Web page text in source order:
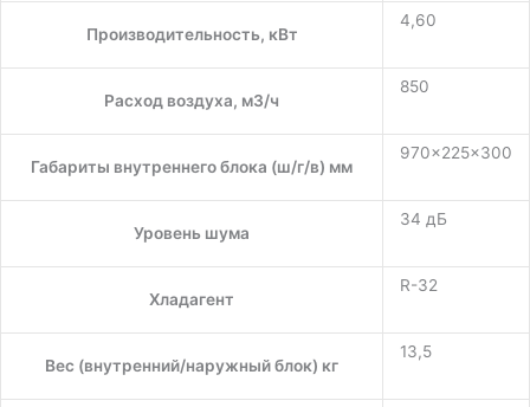
Производительность, кВт
4,60
Расход воздуха, м3/ч
850
Габариты внутреннего блока (ш/г/в) мм
970×225×300
Уровень шума
34 дБ
Хладагент
R-32
Вес (внутренний/наружный блок) кг
13,5